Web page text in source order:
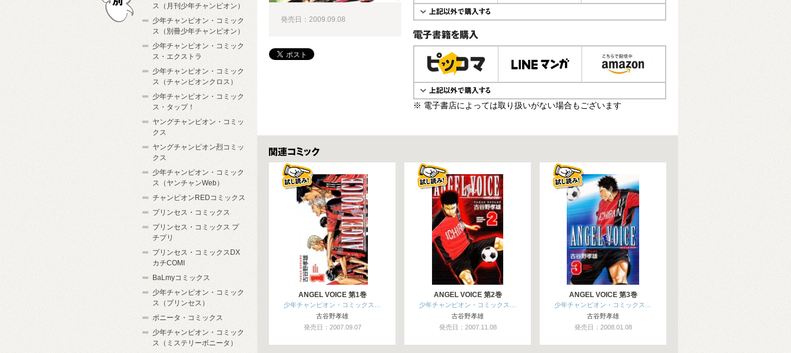
電子書籍で購入
※ 電子書店によっては取り扱いがない場合もございます
発売日：2009.09.08
関連コミックス
ANGEL VOICE 第1巻
少年チャンピオン・コミックス…
古谷野孝雄
発売日：2007.09.07
ANGEL VOICE 第2巻
少年チャンピオン・コミックス…
古谷野孝雄
発売日：2007.11.08
ANGEL VOICE 第3巻
少年チャンピオン・コミックス…
古谷野孝雄
発売日：2008.01.08
ス（月刊少年チャンピオン）
少年チャンピオン・コミック
ス（別冊少年チャンピオン）
少年チャンピオン・コミック
ス・エクストラ
少年チャンピオン・コミック
ス（チャンピオンクロス）
少年チャンピオン・コミック
ス・タップ！
ヤングチャンピオン・コミッ
クス
ヤングチャンピオン烈コミッ
クス
少年チャンピオン・コミック
ス（ヤンチャンWeb）
チャンピオンREDコミックス
プリンセス・コミックス
プリンセス・コミックス プ
チプリ
プリンセス・コミックスDX
カチCOMI
BaLmyコミックス
少年チャンピオン・コミック
ス（プリンセス）
ボニータ・コミックス
少年チャンピオン・コミック
ス（ミステリーボニータ）